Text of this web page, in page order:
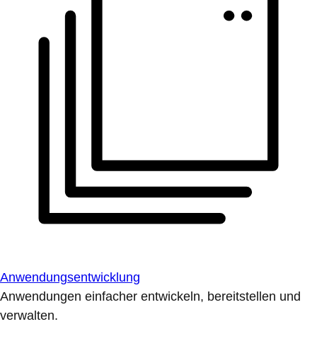
Anwendungsentwicklung
Anwendungen einfacher entwickeln, bereitstellen und
verwalten.